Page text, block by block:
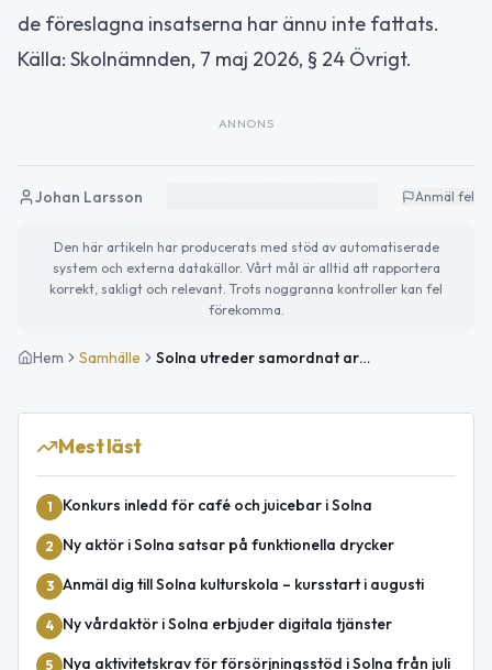
de föreslagna insatserna har ännu inte fattats.
Källa: Skolnämnden, 7 maj 2026, § 24 Övrigt.
ANNONS
Johan Larsson Anmäl fel
Den här artikeln har producerats med stöd av automatiserade
system och externa datakällor. Vårt mål är alltid att rapportera
korrekt, sakligt och relevant. Trots noggranna kontroller kan fel
förekomma.
Hem Samhälle Solna utreder samordnat arbete mot skolfrånvaro
Mest läst
1 Konkurs inledd för café och juicebar i Solna
2 Ny aktör i Solna satsar på funktionella drycker
3 Anmäl dig till Solna kulturskola – kursstart i augusti
4 Ny vårdaktör i Solna erbjuder digitala tjänster
5
Nya aktivitetskrav för försörjningsstöd i Solna från juli